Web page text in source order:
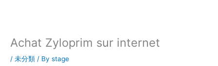
Achat Zyloprim sur internet
/未分類 / Bystage